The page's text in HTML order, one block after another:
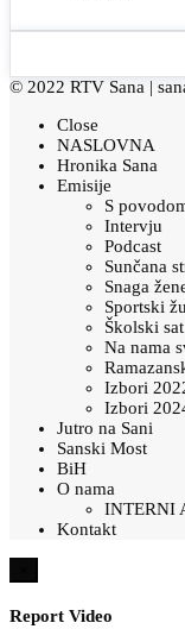
© 2022 RTV Sana |
Close
NASLOVNA
Hronika Sana
Emisije
S
Intervju
Podcast
Sunčana
Snaga
Sportski
Školski sat
Na nama
Izbori
Izbori
Jutro na Sani
Sanski Most
BiH
O nama
INTERNI
Kontakt
Report Video